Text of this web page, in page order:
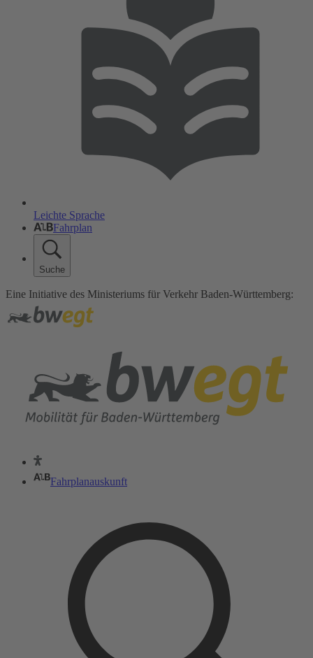
Leichte Sprache
Fahrplan
Suche
Eine Initiative des Ministeriums für Verkehr Baden-Württemberg:
Fahrplanauskunft